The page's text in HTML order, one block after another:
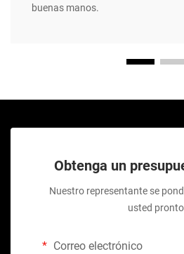
buenas manos.
Obtenga un
Nuestro representante se
usted
Correo electrónico